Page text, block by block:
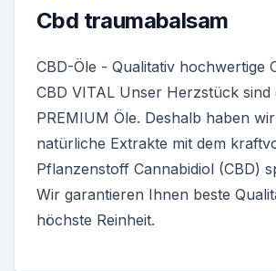
Cbd traumabalsam
CBD-Öle - Qualitativ hochwertige
CBD VITAL Unser Herzstück sind
PREMIUM Öle. Deshalb haben
natürliche Extrakte mit dem
Pflanzenstoff Cannabidiol (CBD)
Wir garantieren Ihnen beste
höchste Reinheit.